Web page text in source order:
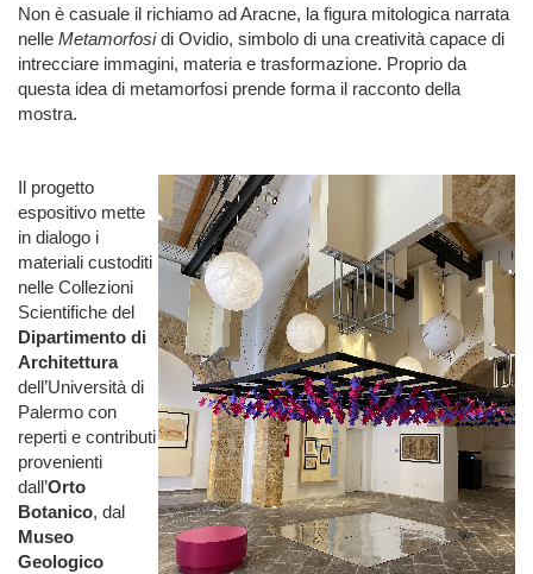
Non è casuale il richiamo ad Aracne, la figura mitologica narrata
nelle Metamorfosidi Ovidio, simbolo di una creatività capace di
intrecciare immagini, materia e trasformazione. Proprio da
questa idea di metamorfosi prende forma il racconto della
mostra.
Il progetto
espositivo mette
in dialogo i
materiali custoditi
nelle Collezioni
Scientifiche del
Dipartimento di
Architettura
dell’Università di
Palermo con
reperti e contributi
provenienti
dall’Orto
Botanico, dal
Museo
Geologico